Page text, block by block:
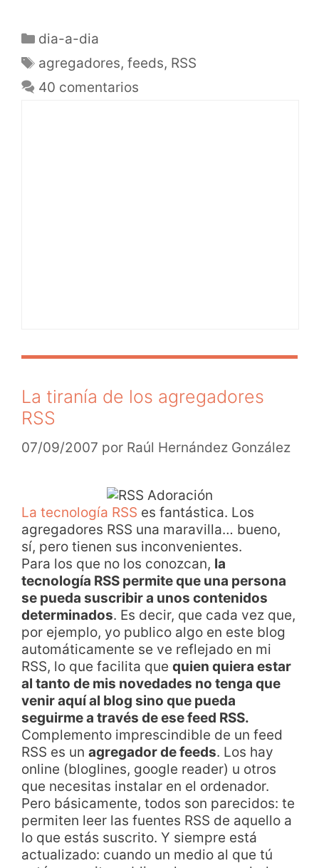
dia-a-dia
agregadores,feeds, RSS
40 comentarios
La tiranía de los agregadores
RSS
07/09/2007 por Raúl Hernández González
La tecnología RSS es fantástica. Los
agregadores RSS una maravilla… bueno,
sí, pero tienen sus inconvenientes.
Para los que no los conozcan, la
tecnología RSS permite que una persona
se pueda suscribir a unos contenidos
determinados. Es decir, que cada vez que,
por ejemplo, yo publico algo en este blog
automáticamente se ve reflejado en mi
RSS, lo que facilita que quien quiera estar
al tanto de mis novedades no tenga que
venir aquí al blog sino que pueda
seguirme a través de ese feed RSS.
Complemento imprescindible de un feed
RSS es un agregador de feeds. Los hay
online (bloglines, google reader) u otros
que necesitas instalar en el ordenador.
Pero básicamente, todos son parecidos: te
permiten leer las fuentes RSS de aquello a
lo que estás suscrito. Y siempre está
actualizado: cuando un medio al que tú